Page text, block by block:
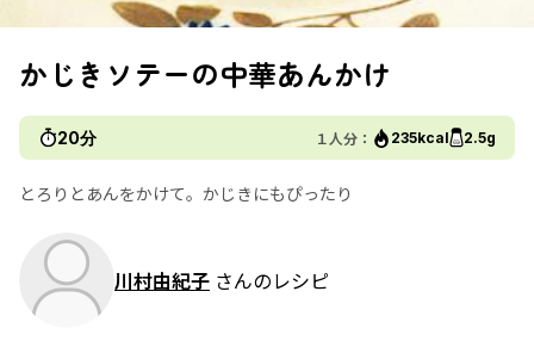
かじきソテーの中華あんかけ
20分 １人分： 235kcal 2.5g
とろりとあんをかけて。かじきにもぴったり
川村由紀子 さんのレシピ